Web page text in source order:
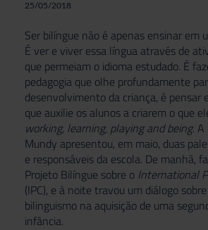
25/05/2018
Ser bilíngue não é apenas ensinar em
É ver e viver essa língua através de
que permeiam o idioma estudado. É
pedagogia que olhe profundamente
desenvolvimento da criança, é pensar
que auxilie os alunos a criarem o que
working, learning, playing and being.
Mundy apresentou, em maio, duas
e responsáveis da escola. De manhã,
Projeto Bilíngue sobre o International
(IPC), e à noite travou um diálogo
bilinguismo na aquisição de uma
infância.